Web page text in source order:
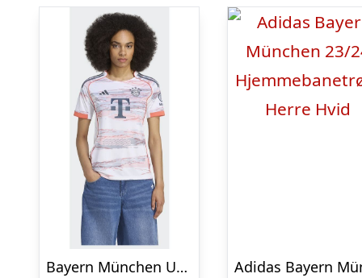
Bayern München Udebanetrøje 2025/26 Kvinde